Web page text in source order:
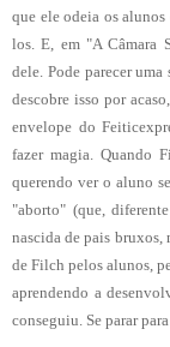
que ele odeia os
los. E, em "A Câmara
dele. Pode parecer
descobre isso por
envelope do
fazer magia. Quando
querendo ver o aluno
"aborto" (que,
nascida de pais bruxos,
de Filch pelos alunos,
aprendendo a
conseguiu. Se parar